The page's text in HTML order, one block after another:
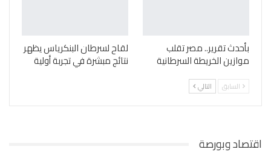
بأحدث تقرير.. مصر تقلب
موازين الخريطة السرطانية
لقاح لسرطان البنكرياس يظهر
نتائج مبشرة في تجربة أولية
السابق التالي
اقتصاد وبورصة